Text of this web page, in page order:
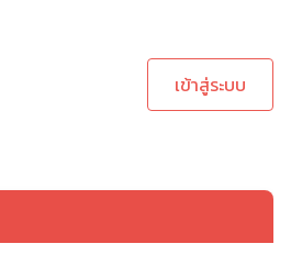
เข้าสู่ระบบ